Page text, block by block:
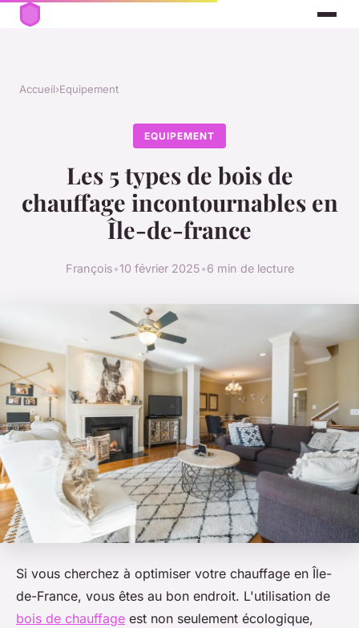
Accueil›Equipement
EQUIPEMENT
Les 5 types de bois de
chauffage incontournables en
Île-de-france
François•10 février 2025•6 min de lecture
Si vous cherchez à optimiser votre chauffage en Île-
de-France, vous êtes au bon endroit. L'utilisation de
bois de chauffage est non seulement écologique,